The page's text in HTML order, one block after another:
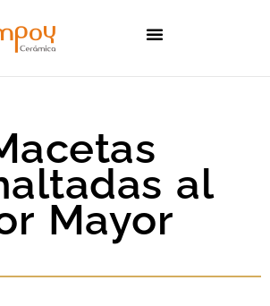
al
Mayor